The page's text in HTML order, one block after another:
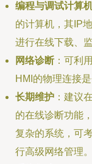
编程与调试计算
的计算机，其IP
进行在线下载、
网络诊断 ：可利
HMI的物理连接是
长期维护 ：建议
的在线诊断功能
复杂的系统，可
行高级网络管理。